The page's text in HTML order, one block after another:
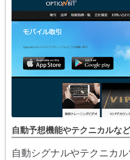
スポットフォロー
トレーダーズ・チョイス
スプレッド取引
アルゴビット
シグナルズ
詐欺・ステマなどBO裏話
自動予想機能やテクニカルな
自動シグナルやテクニカ